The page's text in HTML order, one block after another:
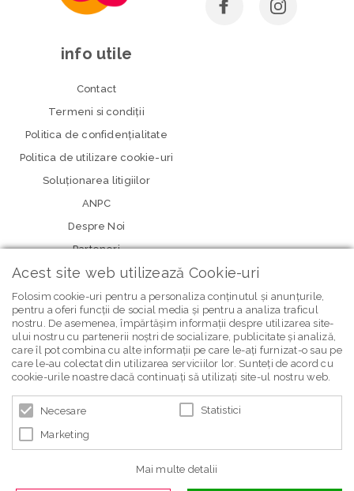
info utile
Contact
Termeni si condiţii
Politica de confidenţialitate
Politica de utilizare cookie-uri
Soluționarea litigiilor
ANPC
Despre Noi
Parteneri
newsletter Bebe Brands
Acest site web utilizează Cookie-uri
Folosim cookie-uri pentru a personaliza conținutul și anunțurile,
pentru a oferi funcții de social media și pentru a analiza traficul
nostru. De asemenea, împărtășim informații despre utilizarea site-
ului nostru cu partenerii noștri de socializare, publicitate și analiză,
care îl pot combina cu alte informații pe care le-ați furnizat-o sau pe
care le-au colectat din utilizarea serviciilor lor. Sunteți de acord cu
cookie-urile noastre dacă continuați să utilizați site-ul nostru web.
Necesare Statistici
Marketing
Mai multe detalii